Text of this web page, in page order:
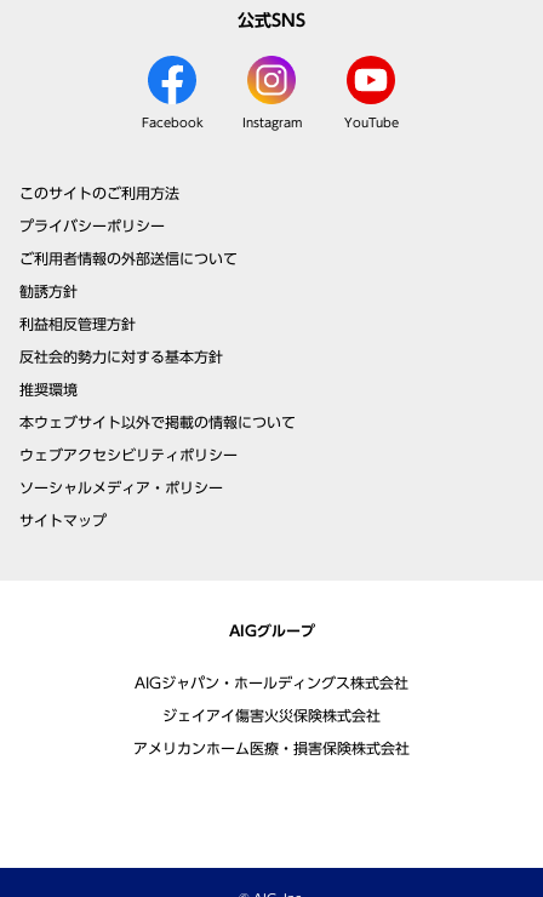
公式SNS
Facebook Instagram YouTube
このサイトのご利用方法
プライバシーポリシー
ご利用者情報の外部送信について
勧誘方針
利益相反管理方針
反社会的勢力に対する基本方針
推奨環境
本ウェブサイト以外で掲載の情報について
ウェブアクセシビリティポリシー
ソーシャルメディア・ポリシー
サイトマップ
AIGグループ
AIGジャパン・ホールディングス株式会社
ジェイアイ傷害火災保険株式会社
アメリカンホーム医療・損害保険株式会社